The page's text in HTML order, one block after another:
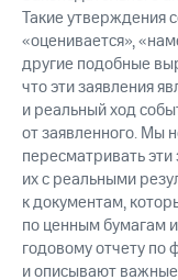
Такие утверждения
«оценивается»,
другие подобные
что эти заявления
и реальный ход
от заявленного. Мы
пересматривать
их с реальными
к документам,
по ценным бумагам
годовому отчету
и описывают